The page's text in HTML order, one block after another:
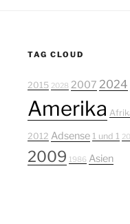
TAG CLOUD
2015 2028 2007 2024
Amerika
2012 Adsense 1 und 1
2009 1986 Asien